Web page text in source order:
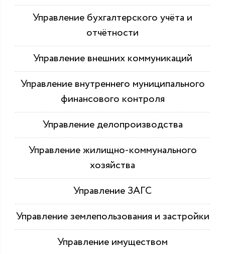
Управление бухгалтерского учёта и
отчётности
Управление внешних коммуникаций
Управление внутреннего муниципального
финансового контроля
Управление делопроизводства
Управление жилищно-коммунального
хозяйства
Управление ЗАГС
Управление землепользования и застройки
Управление имуществом